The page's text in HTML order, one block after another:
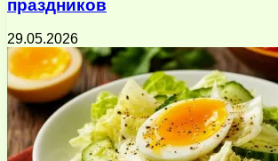
праздников
29.05.2026